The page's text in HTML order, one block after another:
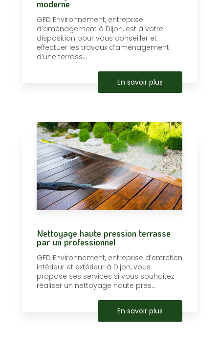
moderne
GFD Environnement, entreprise
d’aménagement à Dijon, est à votre
disposition pour vous conseiller et
effectuer les travaux d’aménagement
d’une terrass...
En savoir plus
Nettoyage haute pression terrasse
par un professionnel
GFD Environnement, entreprise d’entretien
intérieur et extérieur à Dijon, vous
propose ses services si vous souhaitez
réaliser un nettoyage haute pres...
En savoir plus